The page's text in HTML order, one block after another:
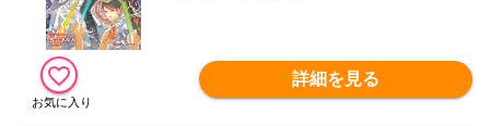
詳細を見る